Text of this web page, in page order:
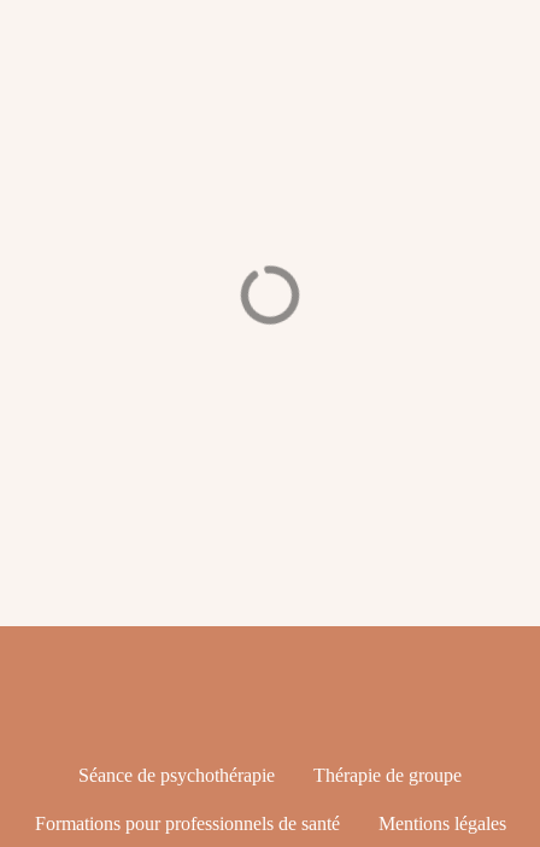
Séance de psychothérapie Thérapie de groupe
Formations pour professionnels de santé Mentions légales